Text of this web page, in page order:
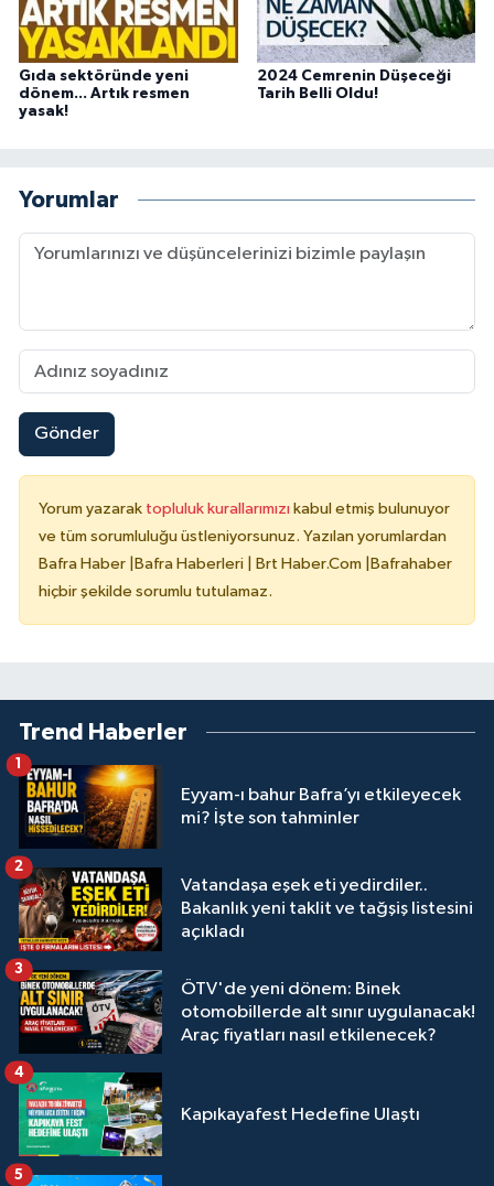
Gıda sektöründe yeni
dönem... Artık resmen
yasak!
2024 Cemrenin Düşeceği
Tarih Belli Oldu!
Yorumlar
Gönder
Yorum yazarak topluluk kurallarımızı kabul etmiş bulunuyor
ve tüm sorumluluğu üstleniyorsunuz. Yazılan yorumlardan
Bafra Haber |Bafra Haberleri | Brt Haber.Com |Bafrahaber
hiçbir şekilde sorumlu tutulamaz.
Trend Haberler
Eyyam-ı bahur Bafra’yı etkileyecek
mi? İşte son tahminler
1
Vatandaşa eşek eti yedirdiler..
Bakanlık yeni taklit ve tağşiş listesini
açıkladı
2
ÖTV'de yeni dönem: Binek
otomobillerde alt sınır uygulanacak!
Araç fiyatları nasıl etkilenecek?
3
Kapıkayafest Hedefine Ulaştı
4
5